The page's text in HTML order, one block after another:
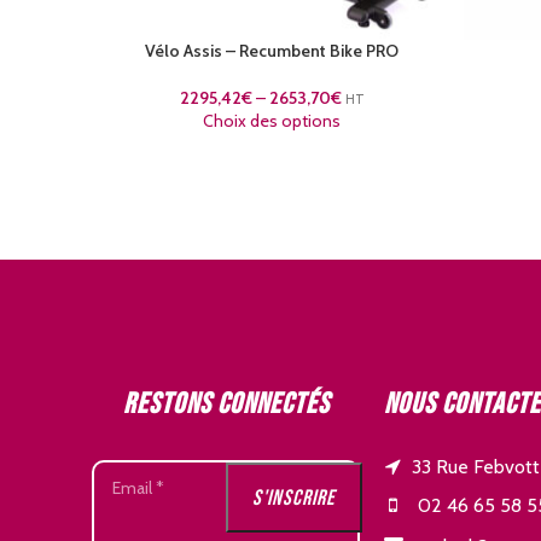
Vélo Assis – Recumbent Bike PRO
2295,42€– 2653,70€ HT
Choix des options
Restons connectés Nous
33 Rue
02 46 65 58